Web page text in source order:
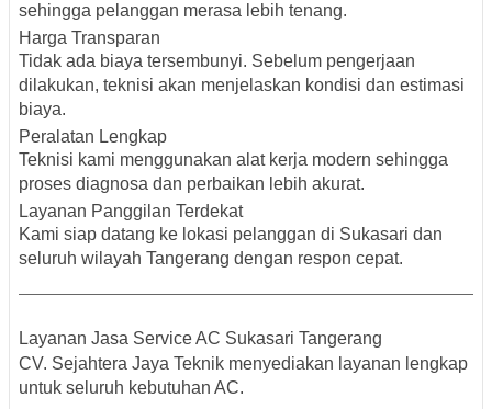
sehingga pelanggan merasa lebih tenang.
Harga Transparan
Tidak ada biaya tersembunyi. Sebelum pengerjaan
dilakukan, teknisi akan menjelaskan kondisi dan estimasi
biaya.
Peralatan Lengkap
Teknisi kami menggunakan alat kerja modern sehingga
proses diagnosa dan perbaikan lebih akurat.
Layanan Panggilan Terdekat
Kami siap datang ke lokasi pelanggan di Sukasari dan
seluruh wilayah Tangerang dengan respon cepat.
Layanan Jasa Service AC Sukasari Tangerang
CV. Sejahtera Jaya Teknik menyediakan layanan lengkap
untuk seluruh kebutuhan AC.